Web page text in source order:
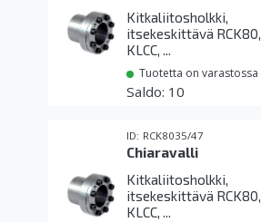
Kitkaliitosholkki,
itsekeskittävä RCK80,
KLCC, ...
Tuotetta on varastossa
10
RCK8035/47
Chiaravalli
Kitkaliitosholkki,
itsekeskittävä RCK80,
KLCC, ...